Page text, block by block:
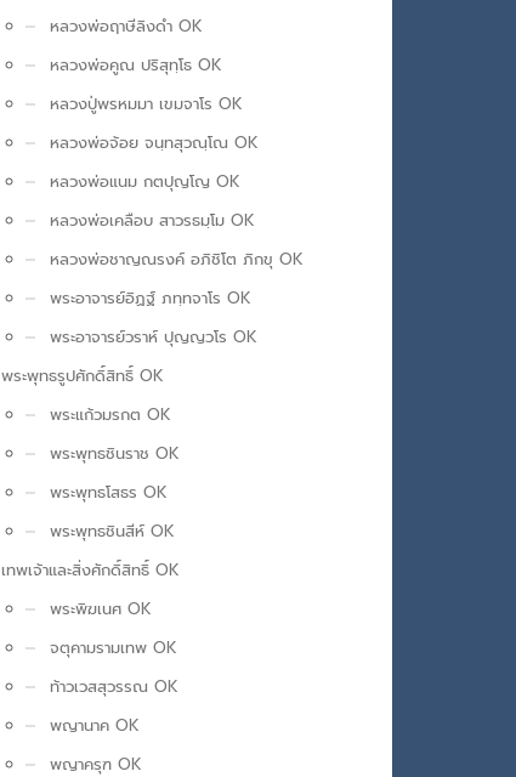
หลวงพ่อฤาษีลิงดำ OK
หลวงพ่อคูณ ปริสุทฺโธ OK
หลวงปู่พรหมมา เขมจาโร OK
หลวงพ่อจ้อย จนฺทสุวณฺโณ OK
หลวงพ่อแนม กตปุญโญ OK
หลวงพ่อเคลือบ สาวรธมฺโม OK
หลวงพ่อชาญณรงค์ อภิชิโต ภิกขุ OK
พระอาจารย์อิฏฐ์ ภทฺทจาโร OK
พระอาจารย์วราห์ ปุญญวโร OK
พระพุทธรูปศักดิ์สิทธิ์ OK
พระแก้วมรกต OK
พระพุทธชินราช OK
พระพุทธโสธร OK
พระพุทธชินสีห์ OK
เทพเจ้าและสิ่งศักดิ์สิทธิ์ OK
พระพิฆเนศ OK
จตุคามรามเทพ OK
ท้าวเวสสุวรรณ OK
พญานาค OK
พญาครุฑ OK